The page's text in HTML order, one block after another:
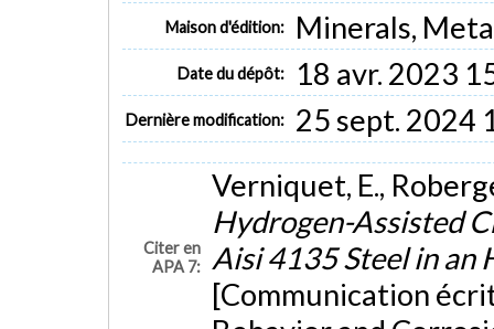
Maison d'édition: Minerals,
Date du dépôt: 18 avr. 2023
Dernière modification: 25 sept. 2024
Citer en
APA 7:
Verniquet, E.,
Hydrogen-Assisted
Aisi 4135 Steel in an
[Communication